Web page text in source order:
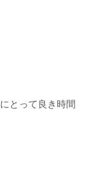
とって良き時間